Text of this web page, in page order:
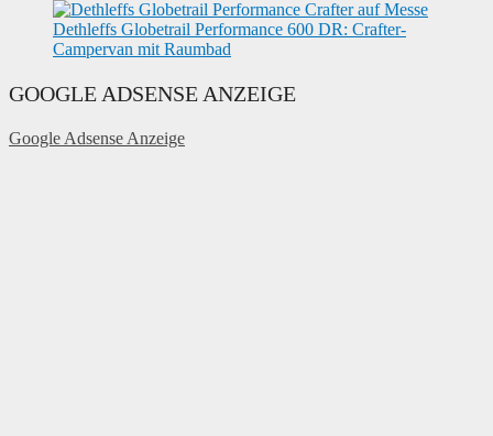
Dethleffs Globetrail Performance 600 DR: Crafter-
Campervan mit Raumbad
GOOGLE ADSENSE ANZEIGE
Google Adsense Anzeige